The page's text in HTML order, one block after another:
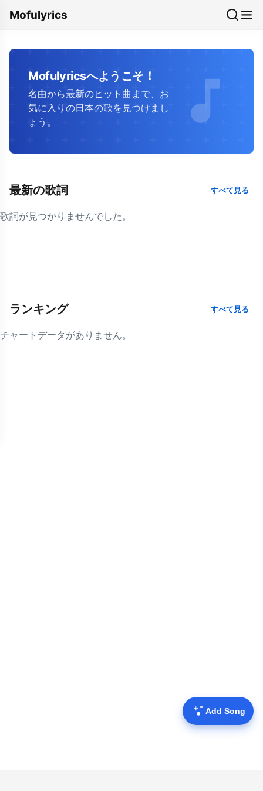
Mofulyrics
Add Song
Mofulyricsへようこそ！
名曲から最新のヒット曲まで、お
気に入りの日本の歌を見つけまし
ょう。
最新の歌詞 すべて見る
歌詞が見つかりませんでした。
ランキング すべて見る
チャートデータがありません。